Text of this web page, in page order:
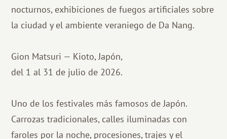
nocturnos, exhibiciones de fuegos artificiales sobre
la ciudad y el ambiente veraniego de Da Nang.
Gion Matsuri — Kioto, Japón,
del 1 al 31 de julio de 2026.
Uno de los festivales más famosos de Japón.
Carrozas tradicionales, calles iluminadas con
faroles por la noche, procesiones, trajes y el